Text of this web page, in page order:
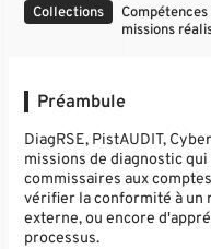
Collections
missions
Préambule
DiagRSE, PistAUDIT,
missions de diagnostic
commissaires aux
vérifier la conformité à
externe, ou encore
processus.